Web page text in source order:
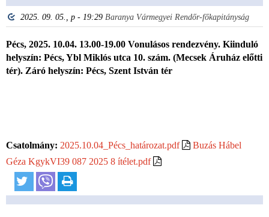
2025. 09. 05., p - 19:29 Baranya Vármegyei Rendőr-főkapitányság
Pécs, 2025. 10.04. 13.00-19.00 Vonulásos rendezvény. Kiinduló
helyszín: Pécs, Ybl Miklós utca 10. szám. (Mecsek Áruház előtti
tér). Záró helyszín: Pécs, Szent István tér
Csatolmány: 2025.10.04_Pécs_határozat.pdf
Buzás Hábel
Géza KgykVI39 087 2025 8 ítélet.pdf